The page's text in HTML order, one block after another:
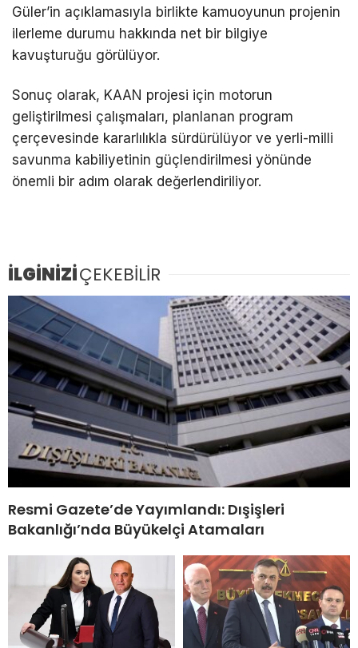
Güler’in açıklamasıyla birlikte kamuoyunun projenin
ilerleme durumu hakkında net bir bilgiye
kavuşturuğu görülüyor.
Sonuç olarak, KAAN projesi için motorun
geliştirilmesi çalışmaları, planlanan program
çerçevesinde kararlılıkla sürdürülüyor ve yerli-milli
savunma kabiliyetinin güçlendirilmesi yönünde
önemli bir adım olarak değerlendiriliyor.
İLGİNİZİÇEKEBİLİR
Resmi Gazete’de Yayımlandı: Dışişleri
Bakanlığı’nda Büyükelçi Atamaları